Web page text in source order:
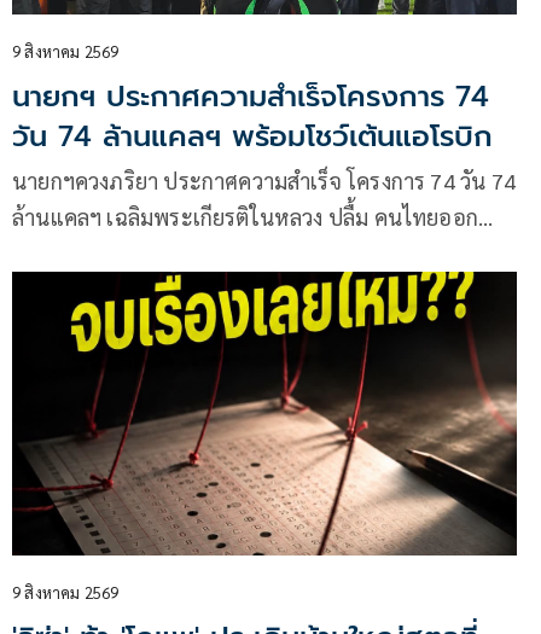
9 สิงหาคม 2569
นายกฯ ประกาศความสำเร็จโครงการ 74
วัน 74 ล้านแคลฯ พร้อมโชว์เต้นแอโรบิก
นายกฯควงภริยา ประกาศความสำเร็จ โครงการ 74 วัน 74
ล้านแคลฯ เฉลิมพระเกียรติในหลวง ปลื้ม คนไทยออก
ก่อนร่วมเต้นแอโรบิกสนุกสนาน
9 สิงหาคม 2569